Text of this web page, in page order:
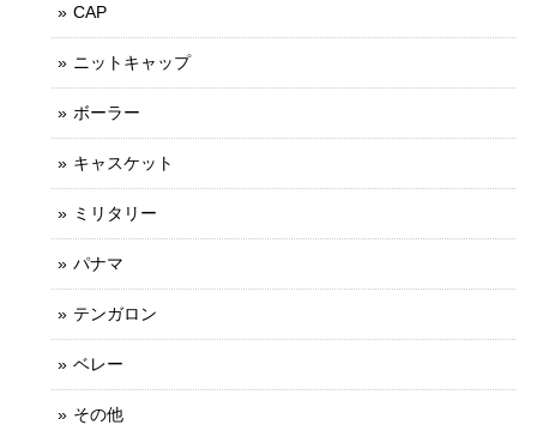
CAP
ニットキャップ
ボーラー
キャスケット
ミリタリー
パナマ
テンガロン
ベレー
その他